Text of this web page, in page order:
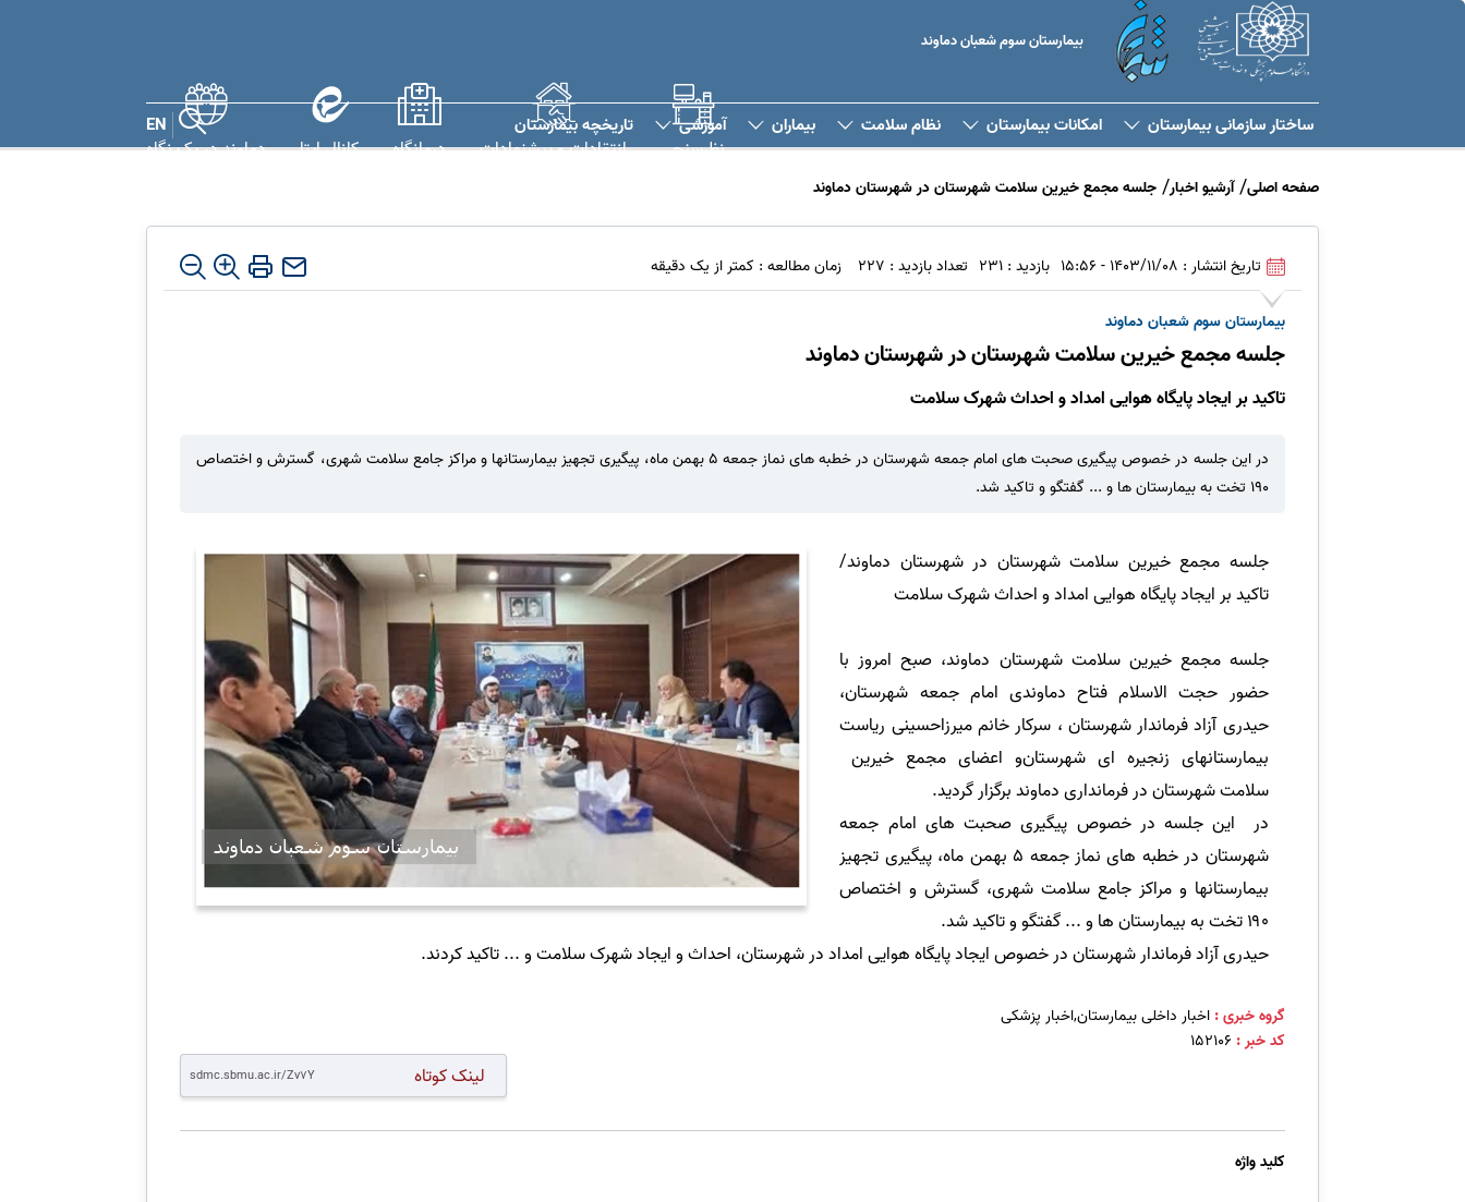
بیمارستان سوم شعبان دماوند
نظرسنجی انتقادات و پیشنهادات درمانگاه کانال ایتا دماوند در یک نگاه
ساختار سازمانی بیمارستان امكانات بيمارستان نظام سلامت بیماران آموزشی تاریخچه بیمارستان EN
صفحه اصلی آرشیو اخبار جلسه مجمع خیرین سلامت شهرستان در شهرستان دماوند
تاریخ انتشار : 1403/11/08 - 15:56 بازدید : 231 تعداد بازدید : 227 زمان مطالعه : کمتر از یک دقیقه
بیمارستان سوم شعبان دماوند
جلسه مجمع خیرین سلامت شهرستان در شهرستان دماوند
تاکید بر ایجاد پایگاه هوایی امداد و احداث شهرک سلامت
در این جلسه در خصوص پیگیری صحبت های امام جمعه شهرستان در خطبه های نماز جمعه ۵ بهمن ماه، پیگیری تجهیز بیمارستانها و مراکز جامع سلامت شهری، گسترش و اختصاص
۱۹۰ تخت به بیمارستان ها و ... گفتگو و تاکید شد.
جلسه مجمع خیرین سلامت شهرستان در شهرستان دماوند/
تاکید بر ایجاد پایگاه هوایی امداد و احداث شهرک سلامت
جلسه مجمع خیرین سلامت شهرستان دماوند، صبح امروز با
حضور حجت الاسلام فتاح دماوندی امام جمعه شهرستان،
حیدری آزاد فرماندار شهرستان ، سرکار خانم میرزاحسینی ریاست
بیمارستانهای زنجیره ای شهرستان‌و اعضای مجمع خیرین
سلامت شهرستان در فرمانداری دماوند برگزار گردید.
در این جلسه در خصوص پیگیری صحبت های امام جمعه
شهرستان در خطبه های نماز جمعه ۵ بهمن ماه، پیگیری تجهیز
بیمارستانها و مراکز جامع سلامت شهری، گسترش و اختصاص
۱۹۰ تخت به بیمارستان ها و ... گفتگو و تاکید شد.
حیدری آزاد فرماندار شهرستان در خصوص ایجاد پایگاه هوایی امداد در شهرستان، احداث و ایجاد شهرک سلامت و ... تاکید کردند.
گروه خبری :اخبار داخلی بیمارستان,اخبار پزشکی
کد خبر : 152106
لینک کوتاه
کلید واژه